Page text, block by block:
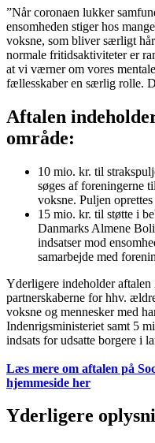
”Når coronaen lukker
ensomheden stiger hos
voksne, som bliver særligt
normale fritidsaktiviteter er
at vi værner om vores
fællesskaber en særlig rolle.
Aftalen
område:
10 mio. kr. til
søges af foreningerne
voksne. Puljen
15 mio. kr. til støtte i
Danmarks Almene
indsatser mod
samarbejde med
Yderligere indeholder
partnerskaberne for hhv.
voksne og mennesker med
Indenrigsministeriet samt 5
indsats for udsatte borgere i
Læs mere om aftalen på
hjemmeside her
Yderligere